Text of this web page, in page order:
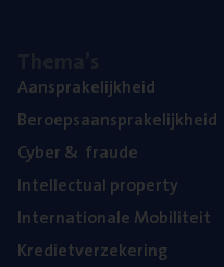
Aan­spra­ke­lijk­heid
Beroeps­aan­spra­ke­lijk­heid
Cyber& fraude
Intel­lec­tu­al property
Inter­na­ti­o­na­le Mobiliteit
Kre­diet­ver­ze­ke­ring